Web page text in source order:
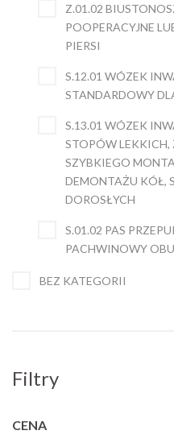
Z.01.02
POOPERACYJNE
PIERSI
S.12.01 WÓZEK
STANDARDOWY
S.13.01 WÓZEK
STOPÓW LEKKICH,
SZYBKIEGO
DEMONTAŻU KÓŁ,
DOROSŁYCH
S.01.02 PAS
PACHWINOWY
BEZ KATEGORII
Filtry
CENA